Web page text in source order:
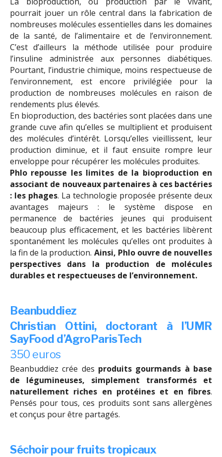
pourrait jouer un rôle central dans la fabrication de
nombreuses molécules essentielles dans les domaines
de la santé, de l’alimentaire et de l’environnement.
C’est d’ailleurs la méthode utilisée pour produire
l’insuline administrée aux personnes diabétiques.
Pourtant, l’industrie chimique, moins respectueuse de
l’environnement, est encore privilégiée pour la
production de nombreuses molécules en raison de
rendements plus élevés.
En bioproduction, des bactéries sont placées dans une
grande cuve afin qu’elles se multiplient et produisent
des molécules d’intérêt. Lorsqu’elles vieillissent, leur
production diminue, et il faut ensuite rompre leur
enveloppe pour récupérer les molécules produites.
Phlo repousse les limites de la bioproduction en
associant de nouveaux partenaires à ces bactéries
: les phages. La technologie proposée présente deux
avantages majeurs : le système dispose en
permanence de bactéries jeunes qui produisent
beaucoup plus efficacement, et les bactéries libèrent
spontanément les molécules qu’elles ont produites à
la fin de la production. Ainsi, Phlo ouvre de nouvelles
perspectives dans la production de molécules
durables et respectueuses de l’environnement.
Beanbuddiez
Christian Ottini, doctorant à l’UMR
SayFood d’AgroParisTech
350 euros
Beanbuddiez crée des produits gourmands à base
de légumineuses, simplement transformés et
naturellement riches en protéines et en fibres.
Pensés pour tous, ces produits sont sans allergènes
et conçus pour être partagés.
Séchoir pour fruits tropicaux